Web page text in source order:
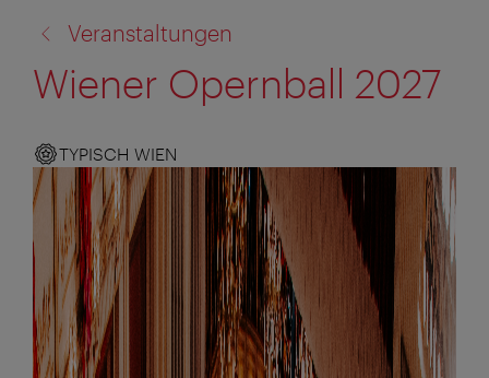
zu:
Veranstaltungen
Wiener Opernball 2027
TYPISCH WIEN